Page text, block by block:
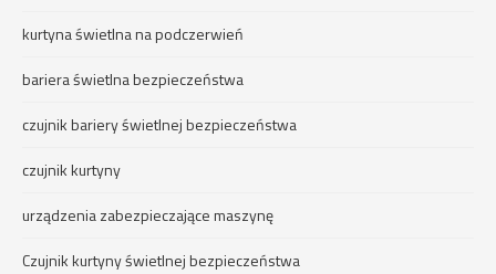
kurtyna świetlna na podczerwień
bariera świetlna bezpieczeństwa
czujnik bariery świetlnej bezpieczeństwa
czujnik kurtyny
urządzenia zabezpieczające maszynę
Czujnik kurtyny świetlnej bezpieczeństwa